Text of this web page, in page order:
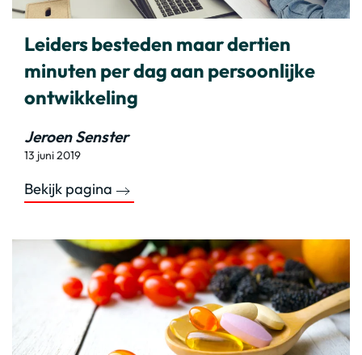
Leiders besteden maar dertien
minuten per dag aan persoonlijke
ontwikkeling
Jeroen Senster
13 juni 2019
Bekijk pagina